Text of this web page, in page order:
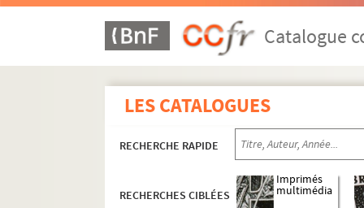
Catalogue
LES CATALOGUES
RECHERCHE RAPIDE
RECHERCHES CIBLÉES
Imprimés
multimédia